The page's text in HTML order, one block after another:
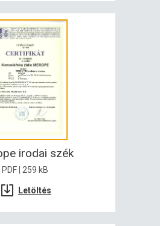
irodai szék
PDF | 259 kB
Letöltés